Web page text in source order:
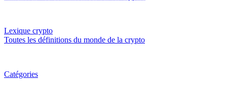
Lexique crypto
Toutes les définitions du monde de la crypto
Catégories